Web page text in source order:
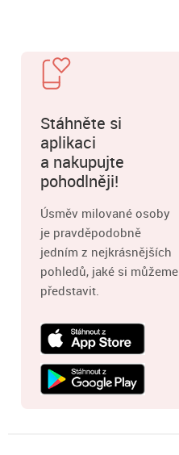
Stáhněte si
aplikaci
a nakupujte
pohodlněji!
Úsměv milované osoby
je pravděpodobně
jedním z nejkrásnějších
pohledů, jaké si můžeme
představit.